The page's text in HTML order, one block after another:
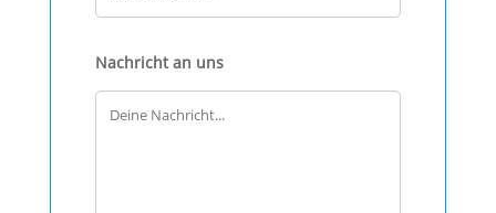
Nachricht an uns